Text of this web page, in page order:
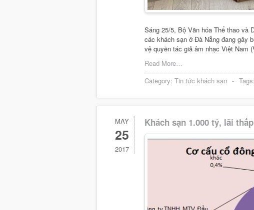
Sáng 25/5, Bộ Văn hóa Thể thao và
các khách sạn ở Đà Nẵng đang gây
vệ quyền tác giả âm nhạc Việt Nam
Read More…
Category: Tin tức khách sạn - Tags:
MAY
25
2017
Khách sạn 1.000 tỷ, lãi